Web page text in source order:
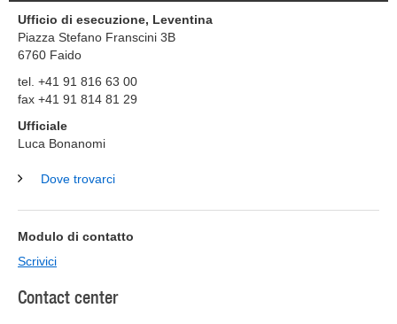
Ufficio di esecuzione, Leventina
Piazza Stefano Franscini 3B
6760 Faido
tel. +41 91 816 63 00
fax +41 91 814 81 29
Ufficiale
Luca Bonanomi
Dove trovarci
Modulo di contatto
Scrivici
Contact center